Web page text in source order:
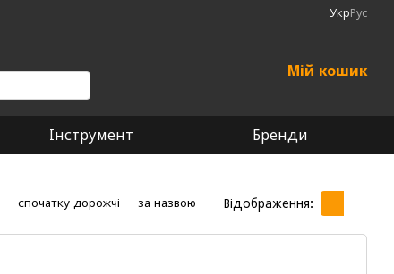
УкрРус
Мій кошик
Інструмент Бренди
спочатку дорожчі за назвою Відображення: